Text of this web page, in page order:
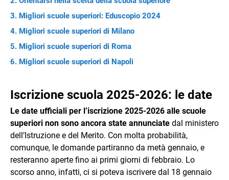
Migliori scuole superiori: Eduscopio 2024
Migliori scuole superiori di Milano
Migliori scuole superiori di Roma
Migliori scuole superiori di Napoli
Iscrizione scuola 2025-2026: le date
Le date ufficiali per l’iscrizione 2025-2026 alle scuole
superiori non sono ancora state annunciate dal ministero
dell’Istruzione e del Merito. Con molta probabilità,
comunque, le domande partiranno da metà gennaio, e
resteranno aperte fino ai primi giorni di febbraio. Lo
scorso anno, infatti, ci si poteva iscrivere dal 18 gennaio